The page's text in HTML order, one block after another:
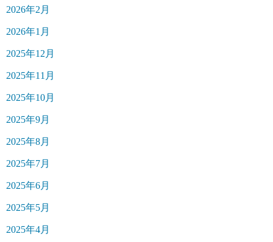
2026年2月
2026年1月
2025年12月
2025年11月
2025年10月
2025年9月
2025年8月
2025年7月
2025年6月
2025年5月
2025年4月